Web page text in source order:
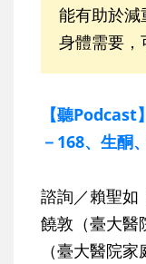
能有助於
身體需要，
【聽
－168、生酮
諮詢／賴聖如
饒敦（臺大醫
（臺大醫院